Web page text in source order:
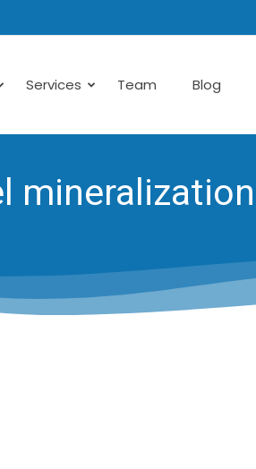
Services Team Blog
mineralization